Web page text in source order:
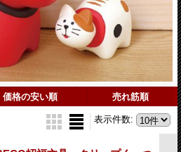
価格の安い順 売れ筋順
表示件数: